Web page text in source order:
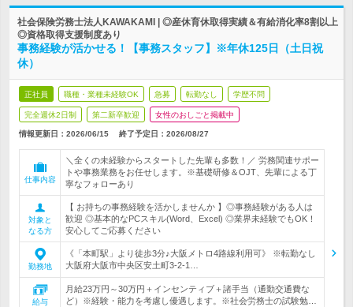
社会保険労務士法人KAWAKAMI | ◎産休育休取得実績＆有給消化率8割以上
◎資格取得支援制度あり
事務経験が活かせる！【事務スタッフ】※年休125日（土日祝
休）
正社員 職種・業種未経験OK 急募 転勤なし 学歴不問
完全週休2日制 第二新卒歓迎 女性のおしごと掲載中
情報更新日：2026/06/15 終了予定日： 2026/08/27
仕事内容
＼全くの未経験からスタートした先輩も多数！／ 労務関連サポー
トや事務業務をお任せします。※基礎研修＆OJT、先輩による丁
寧なフォローあり
対象と
なる方
【 お持ちの事務経験を活かしませんか 】◎事務経験がある人は
歓迎 ◎基本的なPCスキル(Word、Excel) ◎業界未経験でもOK！
安心してご応募ください
勤務地
《「本町駅」より徒歩3分♪大阪メトロ4路線利用可》 ※転勤なし
大阪府大阪市中央区安土町3-2-1…
給与
月給23万円～30万円＋インセンティブ＋諸手当（通勤交通費な
ど）※経験・能力を考慮し優遇します。※社会労務士の試験勉…